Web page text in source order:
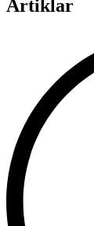
Artiklar